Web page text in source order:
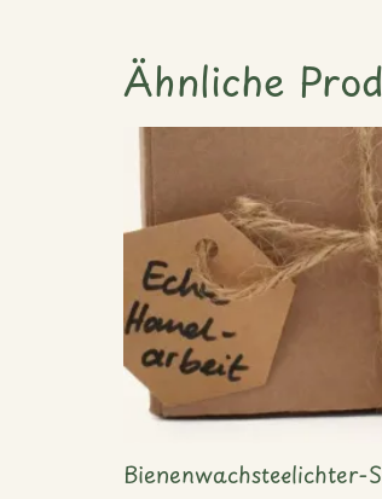
Ähnliche
Bienenwachsteelichter-